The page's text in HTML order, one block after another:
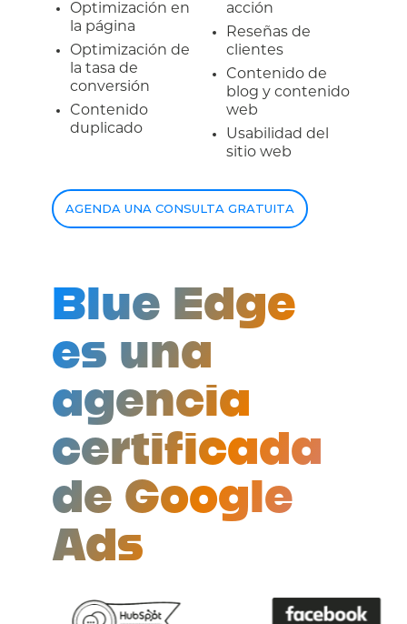
Optimización en
la página
Optimización de
la tasa de
conversión
Contenido
duplicado
acción
Reseñas de
clientes
Contenido de
blog y contenido
web
Usabilidad del
sitio web
AGENDA UNA CONSULTA GRATUITA
Blue Edge
es una
agencia
certificada
de Google
Ads